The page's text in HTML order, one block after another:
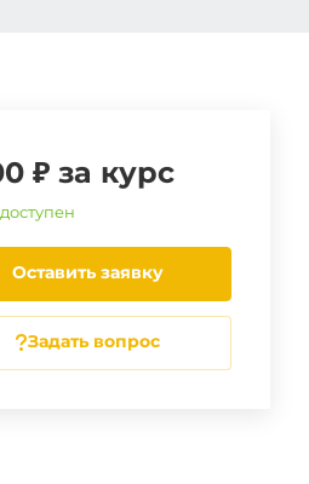
₽ за курс
Оставить заявку
Задать вопрос